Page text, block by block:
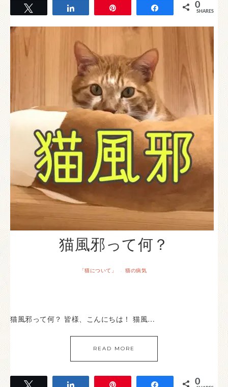
Share 0
SHARES
猫風邪って何？
「猫について」 · 猫の病気
猫風邪って何？ 皆様、こんにちは！ 猫風…
READ MORE
Share 0